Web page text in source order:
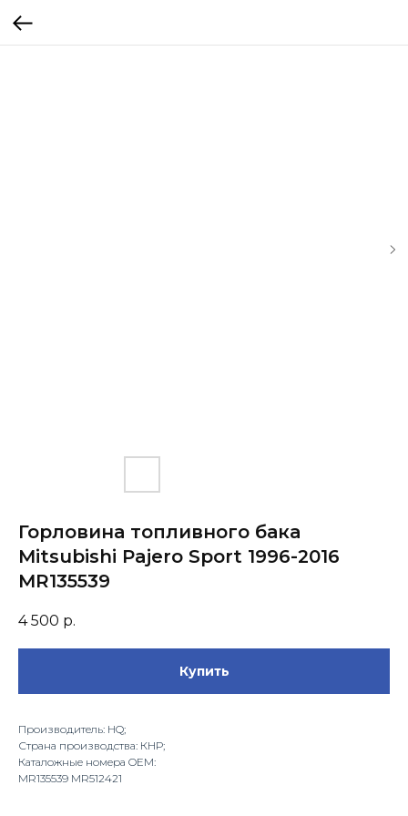
Горловина топливного бака
Mitsubishi Pajero Sport 1996-2016
MR135539
4 500 р.
Купить
Производитель: HQ;
Страна производства: КНР;
Каталожные номера OEM:
MR135539 MR512421